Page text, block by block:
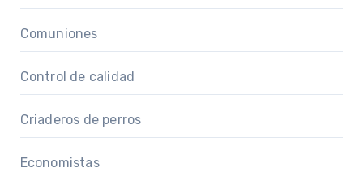
Comuniones
Control de calidad
Criaderos de perros
Economistas